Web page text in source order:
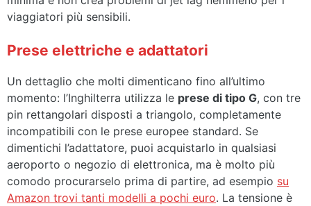
viaggiatori più sensibili.
Prese elettriche e adattatori
Un dettaglio che molti dimenticano fino all’ultimo
momento: l’Inghilterra utilizza le prese di tipo G, con tre
pin rettangolari disposti a triangolo, completamente
incompatibili con le prese europee standard. Se
dimentichi l’adattatore, puoi acquistarlo in qualsiasi
aeroporto o negozio di elettronica, ma è molto più
comodo procurarselo prima di partire, ad esempio su
Amazon trovi tanti modelli a pochi euro. La tensione è